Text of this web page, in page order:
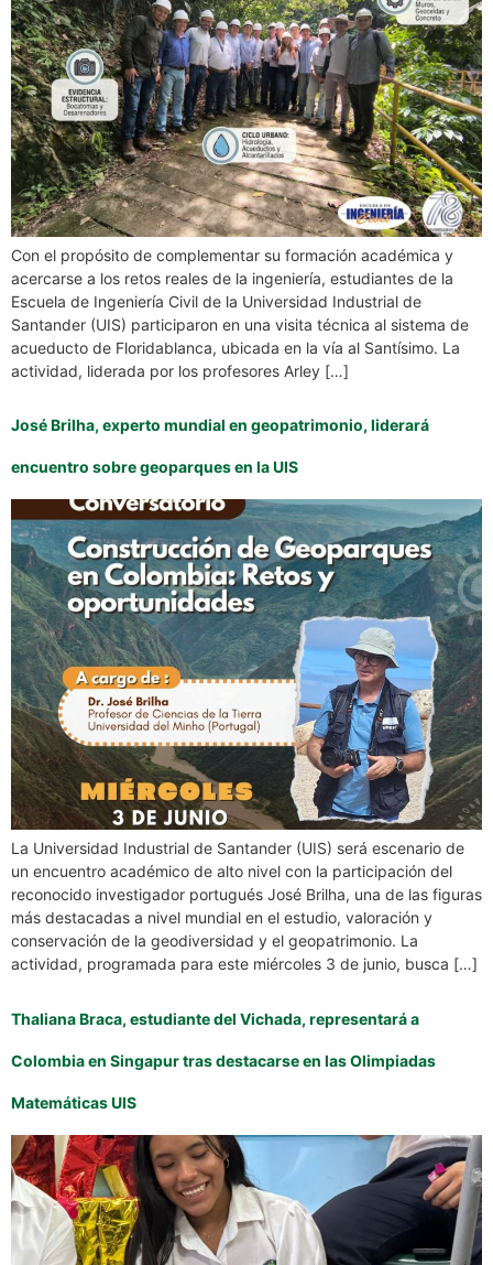
Con el propósito de complementar su formación académica y
acercarse a los retos reales de la ingeniería, estudiantes de la
Escuela de Ingeniería Civil de la Universidad Industrial de
Santander (UIS) participaron en una visita técnica al sistema de
acueducto de Floridablanca, ubicada en la vía al Santísimo. La
actividad, liderada por los profesores Arley […]
José Brilha, experto mundial en geopatrimonio, liderará
encuentro sobre geoparques en la UIS
La Universidad Industrial de Santander (UIS) será escenario de
un encuentro académico de alto nivel con la participación del
reconocido investigador portugués José Brilha, una de las figuras
más destacadas a nivel mundial en el estudio, valoración y
conservación de la geodiversidad y el geopatrimonio. La
actividad, programada para este miércoles 3 de junio, busca […]
Thaliana Braca, estudiante del Vichada, representará a
Colombia en Singapur tras destacarse en las Olimpiadas
Matemáticas UIS